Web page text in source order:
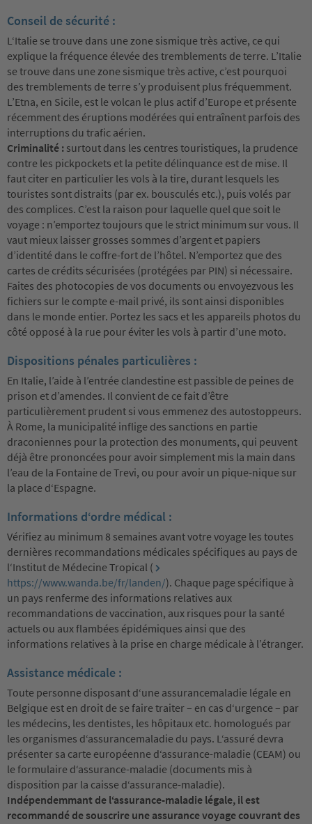
Conseil de sécurité :
L‘Italie se trouve dans une zone sismique très active, ce qui
explique la fréquence élevée des tremblements de terre. L’Italie
se trouve dans une zone sismique très active, c’est pourquoi
des tremblements de terre s’y produisent plus fréquemment.
L’Etna, en Sicile, est le volcan le plus actif d’Europe et présente
récemment des éruptions modérées qui entraînent parfois des
interruptions du trafic aérien.
Criminalité : surtout dans les centres touristiques, la prudence
contre les pickpockets et la petite délinquance est de mise. Il
faut citer en particulier les vols à la tire, durant lesquels les
touristes sont distraits (par ex. bousculés etc.), puis volés par
des complices. C’est la raison pour laquelle quel que soit le
voyage : n’emportez toujours que le strict minimum sur vous. Il
vaut mieux laisser grosses sommes d’argent et papiers
d’identité dans le coffre-fort de l’hôtel. N’emportez que des
cartes de crédits sécurisées (protégées par PIN) si nécessaire.
Faites des photocopies de vos documents ou envoyezvous les
fichiers sur le compte e-mail privé, ils sont ainsi disponibles
dans le monde entier. Portez les sacs et les appareils photos du
côté opposé à la rue pour éviter les vols à partir d’une moto.
Dispositions pénales particulières :
En Italie, l’aide à l’entrée clandestine est passible de peines de
prison et d’amendes. Il convient de ce fait d’être
particulièrement prudent si vous emmenez des autostoppeurs.
À Rome, la municipalité inflige des sanctions en partie
draconiennes pour la protection des monuments, qui peuvent
déjà être prononcées pour avoir simplement mis la main dans
l’eau de la Fontaine de Trevi, ou pour avoir un pique-nique sur
la place d‘Espagne.
Informations d‘ordre médical :
Vérifiez au minimum 8 semaines avant votre voyage les toutes
dernières recommandations médicales spécifiques au pays de
l‘Institut de Médecine Tropical (
https://www.wanda.be/fr/landen/). Chaque page spécifique à
un pays renferme des informations relatives aux
recommandations de vaccination, aux risques pour la santé
actuels ou aux flambées épidémiques ainsi que des
informations relatives à la prise en charge médicale à l’étranger.
Assistance médicale :
Toute personne disposant d‘une assurancemaladie légale en
Belgique est en droit de se faire traiter – en cas d‘urgence – par
les médecins, les dentistes, les hôpitaux etc. homologués par
les organismes d‘assurancemaladie du pays. L‘assuré devra
présenter sa carte européenne d‘assurance-maladie (CEAM) ou
le formulaire d‘assurance-maladie (documents mis à
disposition par la caisse d‘assurance-maladie).
Indépendemmant de l‘assurance-maladie légale, il est
recommandé de souscrire une assurance voyage couvrant des